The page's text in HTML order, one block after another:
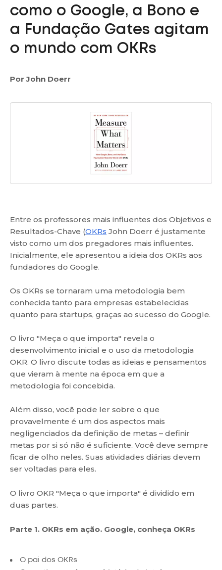
como o Google, a Bono e
a Fundação Gates agitam
o mundo com OKRs
Por John Doerr
Entre os professores mais influentes dos Objetivos e
Resultados-Chave (OKRs John Doerr é justamente
visto como um dos pregadores mais influentes.
Inicialmente, ele apresentou a ideia dos OKRs aos
fundadores do Google.
Os OKRs se tornaram uma metodologia bem
conhecida tanto para empresas estabelecidas
quanto para startups, graças ao sucesso do Google.
O livro "Meça o que importa" revela o
desenvolvimento inicial e o uso da metodologia
OKR. O livro discute todas as ideias e pensamentos
que vieram à mente na época em que a
metodologia foi concebida.
Além disso, você pode ler sobre o que
provavelmente é um dos aspectos mais
negligenciados da definição de metas – definir
metas por si só não é suficiente. Você deve sempre
ficar de olho neles. Suas atividades diárias devem
ser voltadas para eles.
O livro OKR "Meça o que importa" é dividido em
duas partes.
Parte 1. OKRs em ação. Google, conheça OKRs
O pai dos OKRs